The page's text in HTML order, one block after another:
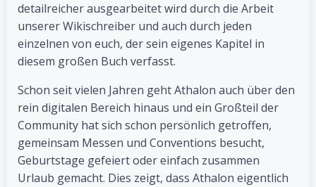
detailreicher ausgearbeitet wird durch die Arbeit
unserer Wikischreiber und auch durch jeden
einzelnen von euch, der sein eigenes Kapitel in
diesem großen Buch verfasst.
Schon seit vielen Jahren geht Athalon auch über den
rein digitalen Bereich hinaus und ein Großteil der
Community hat sich schon persönlich getroffen,
gemeinsam Messen und Conventions besucht,
Geburtstage gefeiert oder einfach zusammen
Urlaub gemacht. Dies zeigt, dass Athalon eigentlich